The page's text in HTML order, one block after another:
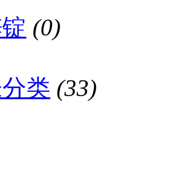
(0)
类 (33)